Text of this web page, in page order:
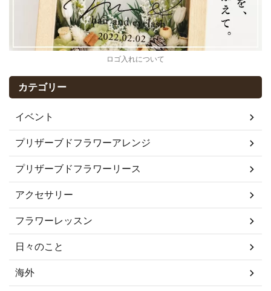
ロゴ入れについて
カテゴリー
イベント
プリザーブドフラワーアレンジ
プリザーブドフラワーリース
アクセサリー
フラワーレッスン
日々のこと
海外